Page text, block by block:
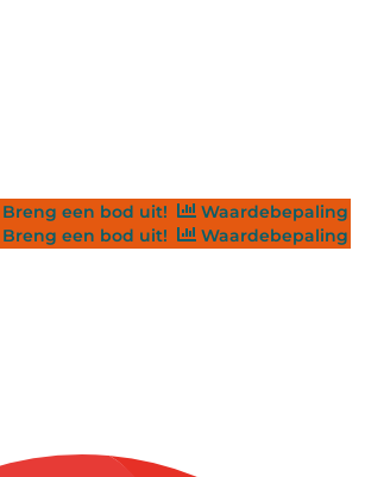
Breng een bod uit!
Waardebepaling
Breng een bod uit!
Waardebepaling